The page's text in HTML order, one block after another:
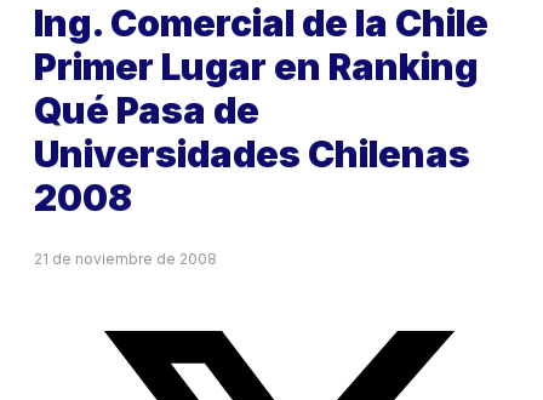
Ing. Comercial de la Chile
Primer Lugar en Ranking
Qué Pasa de
Universidades Chilenas
2008
21 de noviembre de 2008